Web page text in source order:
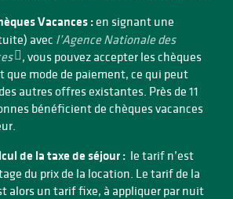
Vacances :en signant une
avec l’Agence Nationale des
, vous pouvez accepter les chèques
que mode de paiement, ce qui peut
autres offres existantes. Près de 11
bénéficient de chèques vacances
de la taxe de séjour : le tarif n’est
du prix de la location. Le tarif de la
alors un tarif fixe, à appliquer par nuit